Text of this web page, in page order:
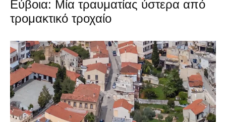
Εύβοια: Μία τραυματίας ύστερα από
τρομακτικό τροχαίο